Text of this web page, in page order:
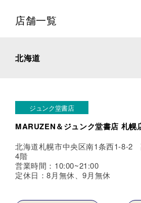
店舗一覧
北海道
ジュンク堂書店
MARUZEN＆ジュンク堂書店 札幌
北海道札幌市中央区南1条西1-8-2
4階
営業時間：10:00~21:00
定休日：8月無休、9月無休